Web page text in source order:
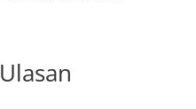
Ulasan